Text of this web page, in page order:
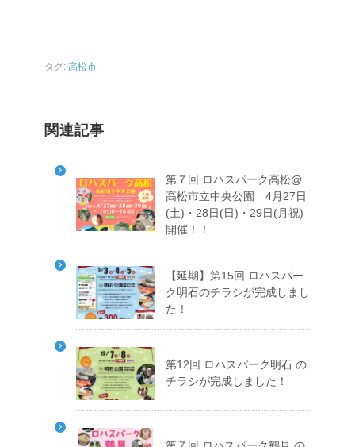
タグ: 高松市
関連記事
第７回 ロハスパーク高松@
高松市立中央公園 4月27日
(土)・28日(日)・29日(月祝)
開催！！
【延期】第15回 ロハスパー
ク明石のチラシが完成しまし
た！
第12回 ロハスパーク明石 の
チラシが完成しました！